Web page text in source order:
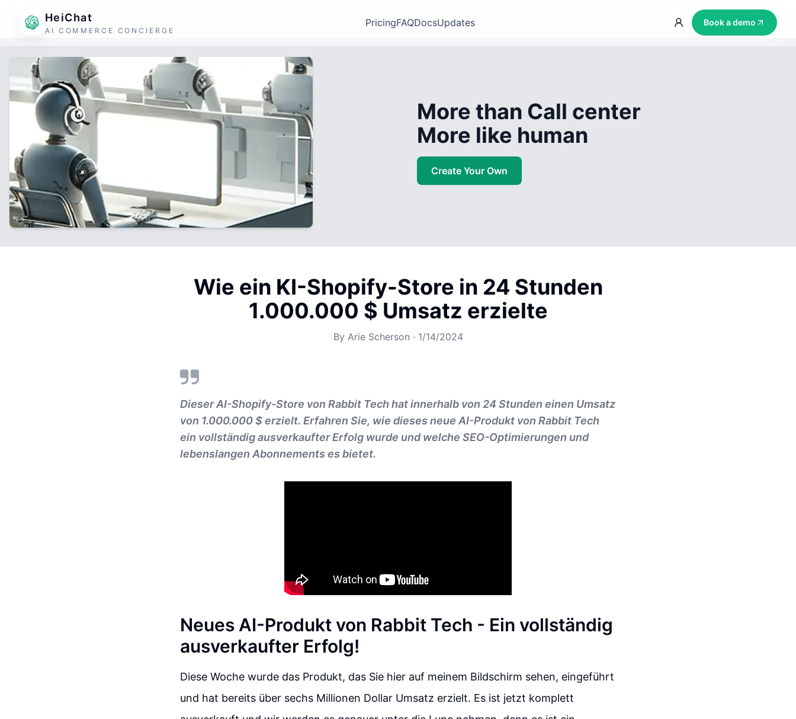
HeiChat
AI COMMERCE CONCIERGE
PricingFAQDocsUpdates Book a demo
More than Call center
More like human
Create Your Own
Wie ein KI-Shopify-Store in 24 Stunden
1.000.000 $ Umsatz erzielte
By Arie Scherson · 1/14/2024
Dieser AI-Shopify-Store von Rabbit Tech hat innerhalb von 24 Stunden einen Umsatz
von 1.000.000 $ erzielt. Erfahren Sie, wie dieses neue AI-Produkt von Rabbit Tech
ein vollständig ausverkaufter Erfolg wurde und welche SEO-Optimierungen und
lebenslangen Abonnements es bietet.
Neues AI-Produkt von Rabbit Tech - Ein vollständig
ausverkaufter Erfolg!
Diese Woche wurde das Produkt, das Sie hier auf meinem Bildschirm sehen, eingeführt
und hat bereits über sechs Millionen Dollar Umsatz erzielt. Es ist jetzt komplett